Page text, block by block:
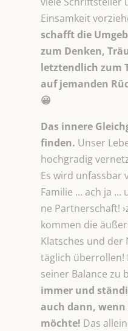
Einsamkeit
schafft die
zum Denken,
letztendlich zum
auf jemanden
😀
Das innere
finden. Unser
hochgradig
Es wird unfassbar
Familie … ach ja …
ne Partnerschaft!
kommen die
Klatsches und der
täglich überrollen!
seiner Balance zu
immer und
auch dann,
möchte! Das